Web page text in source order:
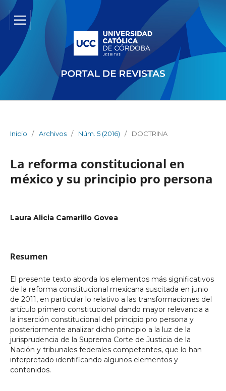
Inicio / Archivos / Núm. 5 (2016) / DOCTRINA
La reforma constitucional en
méxico y su principio pro persona
Laura Alicia Camarillo Govea
Resumen
El presente texto aborda los elementos más significativos
de la reforma constitucional mexicana suscitada en junio
de 2011, en particular lo relativo a las transformaciones del
artículo primero constitucional dando mayor relevancia a
la inserción constitucional del principio pro persona y
posteriormente analizar dicho principio a la luz de la
jurisprudencia de la Suprema Corte de Justicia de la
Nación y tribunales federales competentes, que lo han
interpretado identificando algunos elementos y
contenidos.